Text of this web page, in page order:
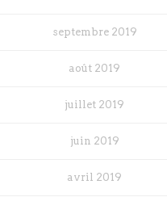
septembre 2019
août 2019
juillet 2019
juin 2019
avril 2019